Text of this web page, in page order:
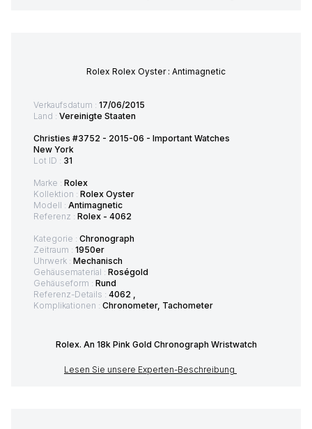
Rolex Rolex Oyster : Antimagnetic
Verkaufsdatum : 17/06/2015
Land : Vereinigte Staaten
Christies #3752 - 2015-06 - Important Watches
New York
Lot ID : 31
Marke : Rolex
Kollektion : Rolex Oyster
Modell : Antimagnetic
Referenz : Rolex - 4062
Kategorie : Chronograph
Zeitraum : 1950er
Uhrwerk : Mechanisch
Gehäusematerial : Roségold
Gehäuseform : Rund
Referenz-Details : 4062 ,
Komplikationen : Chronometer, Tachometer
Rolex. An 18k Pink Gold Chronograph Wristwatch
Lesen Sie unsere Experten-Beschreibung